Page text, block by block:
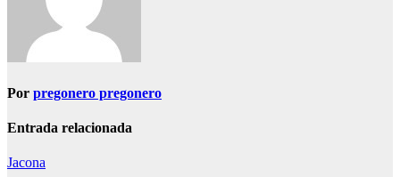
Por pregonero pregonero
Entrada relacionada
Jacona